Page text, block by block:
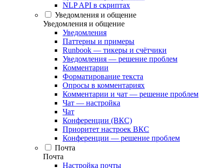
NLP API в скриптах
Уведомления и общение
Уведомления и общение
Уведомления
Паттерны и примеры
Runbook — тикеры и счётчики
Уведомления — решение проблем
Комментарии
Форматирование текста
Опросы в комментариях
Комментарии и чат — решение проблем
Чат — настройка
Чат
Конференции (ВКС)
Приоритет настроек ВКС
Конференции — решение проблем
Почта
Почта
Настройка почты